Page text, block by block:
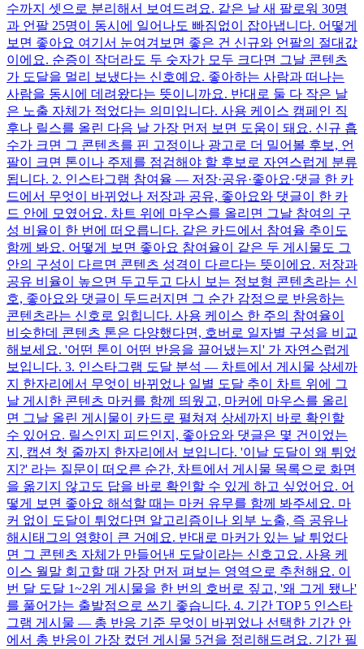
수까지 셋으로 분리해서 보여드려요. 같은 날 새 팔로워 30명
과 언팔 25명이 동시에 일어나도 빠짐없이 잡아냅니다. 어떻게
보면 좋아요 여기서 눈여겨보면 좋은 건 신규와 언팔의 절대값
이에요. 순증이 작더라도 두 숫자가 모두 크다면 그날 콘텐츠
가 도달을 멀리 보냈다는 신호예요. 좋아하는 사람과 떠나는
사람을 동시에 데려왔다는 뜻이니까요. 반대로 둘 다 작은 날
은 노출 자체가 적었다는 의미입니다. 사용 케이스 캠페인 직
후나 릴스를 올린 다음 날 가장 먼저 보면 도움이 돼요. 신규 흡
수가 크면 그 콘텐츠를 핀 고정이나 광고로 더 밀어볼 후보, 언
팔이 크면 톤이나 주제를 점검해야 할 후보로 자연스럽게 분류
됩니다. 2. 인스타그램 참여율 — 저장·공유·좋아요·댓글 한 카
드에서 무엇이 바뀌었나 저장과 공유, 좋아요와 댓글이 한 카
드 안에 모였어요. 차트 위에 마우스를 올리면 그날 참여의 구
성 비율이 한 번에 떠오릅니다. 같은 카드에서 참여율 추이도
함께 봐요. 어떻게 보면 좋아요 참여율이 같은 두 게시물도 그
안의 구성이 다르면 콘텐츠 성격이 다르다는 뜻이에요. 저장과
공유 비율이 높으면 두고두고 다시 보는 정보형 콘텐츠라는 신
호, 좋아요와 댓글이 두드러지면 그 순간 감정으로 반응하는
콘텐츠라는 신호로 읽힙니다. 사용 케이스 한 주의 참여율이
비슷한데 콘텐츠 톤은 다양했다면, 호버로 일자별 구성을 비교
해보세요. '어떤 톤이 어떤 반응을 끌어냈는지' 가 자연스럽게
보입니다. 3. 인스타그램 도달 분석 — 차트에서 게시물 상세까
지 한자리에서 무엇이 바뀌었나 일별 도달 추이 차트 위에 그
날 게시한 콘텐츠 마커를 함께 띄웠고, 마커에 마우스를 올리
면 그날 올린 게시물이 카드로 펼쳐져 상세까지 바로 확인할
수 있어요. 릴스인지 피드인지, 좋아요와 댓글은 몇 건이었는
지, 캡션 첫 줄까지 한자리에서 보입니다. '이날 도달이 왜 튀었
지?' 라는 질문이 떠오른 순간, 차트에서 게시물 목록으로 화면
을 옮기지 않고도 답을 바로 확인할 수 있게 하고 싶었어요. 어
떻게 보면 좋아요 해석할 때는 마커 유무를 함께 봐주세요. 마
커 없이 도달이 튀었다면 알고리즘이나 외부 노출, 즉 공유나
해시태그의 영향이 큰 거예요. 반대로 마커가 있는 날 튀었다
면 그 콘텐츠 자체가 만들어낸 도달이라는 신호고요. 사용 케
이스 월말 회고할 때 가장 먼저 펴보는 영역으로 추천해요. 이
번 달 도달 1~2위 게시물을 한 번의 호버로 짚고, '왜 그게 됐나'
를 풀어가는 출발점으로 쓰기 좋습니다. 4. 기간 TOP 5 인스타
그램 게시물 — 총 반응 기준 무엇이 바뀌었나 선택한 기간 안
에서 총 반응이 가장 컸던 게시물 5건을 정리해드려요. 기간 필